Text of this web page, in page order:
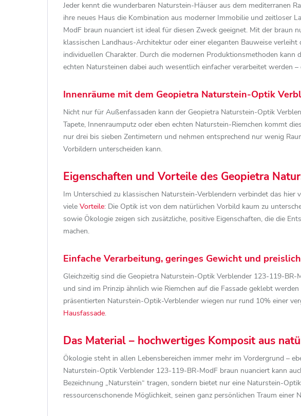
Jeder kennt die wunderbaren Naturstein-Häuser aus dem mediterranen
ihre neues Haus die Kombination aus moderner Immobilie und zeitloser
ModF braun nuanciert ist ideal für diesen Zweck geeignet. Mit der braun
klassischen Landhaus-Architektur oder einer eleganten Bauweise
individuellen Charakter. Durch die modernen Produktionsmethoden
echten Natursteinen dabei auch wesentlich einfacher verarbeitet werden
Innenräume mit dem Geopietra Naturstein-Optik
Nicht nur für Außenfassaden kann der Geopietra Naturstein-Optik
Tapete, Innenraumputz oder eben echten Naturstein-Riemchen kommt
nur drei bis sieben Zentimetern und nehmen entsprechend nur wenig
Vorbildern unterscheiden kann.
Eigenschaften und Vorteile des Geopietra
Im Unterschied zu klassischen Naturstein-Verblendern verbindet das
viele Vorteile: Die Optik ist von dem natürlichen Vorbild kaum zu
sowie Ökologie zeigen sich zusätzliche, positive Eigenschaften, die die
machen.
Einfache Verarbeitung, geringes Gewicht und
Gleichzeitig sind die Geopietra Naturstein-Optik Verblender 123-119-
und sind im Prinzip ähnlich wie Riemchen auf die Fassade geklebt
präsentierten Naturstein-Optik-Verblender wiegen nur rund 10% einer
Hausfassade.
Das Material – hochwertiges Komposit aus
Ökologie steht in allen Lebensbereichen immer mehr im Vordergrund –
Naturstein-Optik Verblender 123-119-BR-ModF braun nuanciert kann
Bezeichnung „Naturstein“ tragen, sondern bietet nur eine Naturstein-
ressourcenschonende Möglichkeit, seinen ganz persönlichen Traum einer